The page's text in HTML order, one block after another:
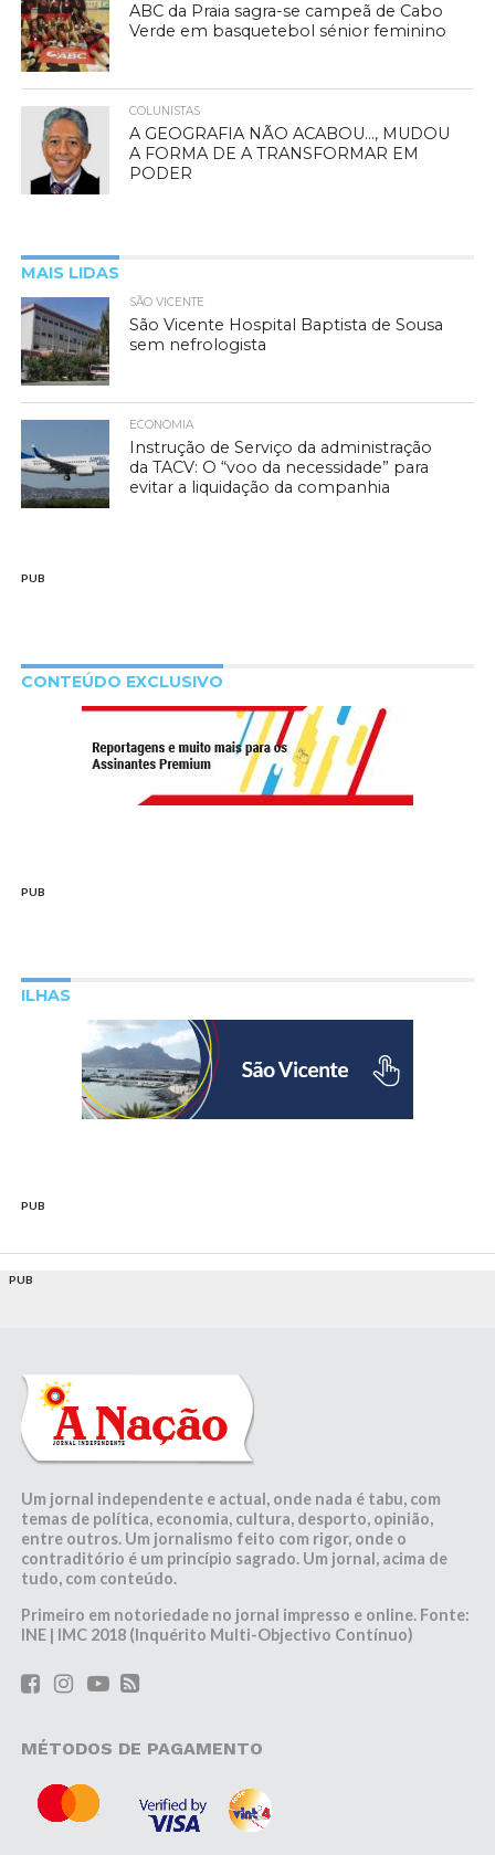
ABC da Praia sagra-se campeã de Cabo
Verde em basquetebol sénior feminino
COLUNISTAS
A GEOGRAFIA NÃO ACABOU…, MUDOU
A FORMA DE A TRANSFORMAR EM
PODER
MAIS LIDAS
SÃO VICENTE
São Vicente Hospital Baptista de Sousa
sem nefrologista
ECONOMIA
Instrução de Serviço da administração
da TACV: O “voo da necessidade” para
evitar a liquidação da companhia
PUB
CONTEÚDO EXCLUSIVO
PUB
ILHAS
PUB
PUB
Um jornal independente e actual, onde nada é tabu, com
temas de política, economia, cultura, desporto, opinião,
entre outros. Um jornalismo feito com rigor, onde o
contraditório é um princípio sagrado. Um jornal, acima de
tudo, com conteúdo.
Primeiro em notoriedade no jornal impresso e online. Fonte:
INE | IMC 2018 (Inquérito Multi-Objectivo Contínuo)
MÉTODOS DE PAGAMENTO